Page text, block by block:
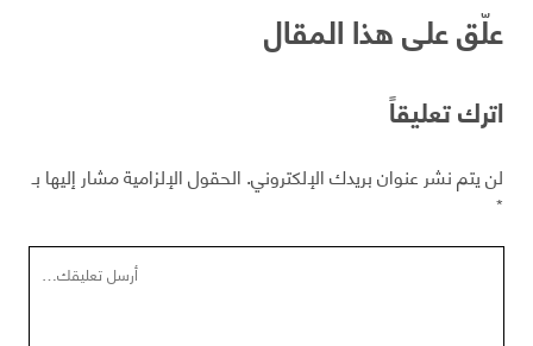
علّق على هذا المقال
اترك تعليقاً
لن يتم نشر عنوان بريدك الإلكتروني. الحقول الإلزامية مشار إليها بـ
*